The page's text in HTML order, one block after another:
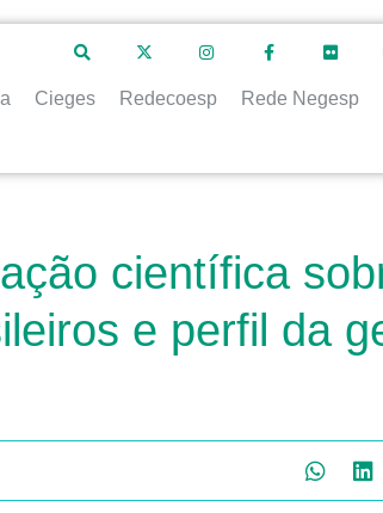
Cieges Redecoesp Rede Negesp
científica
e perfil da